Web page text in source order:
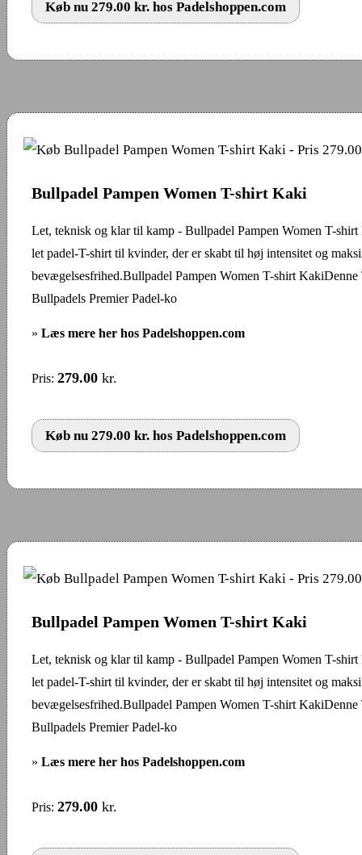
Køb nu 279.00 kr. hos Padelshoppen.com
Bullpadel Pampen Women T-shirt Kaki
Let, teknisk og klar til kamp - Bullpadel Pampen Women T-
let padel-T-shirt til kvinder, der er skabt til høj intensitet og
bevægelsesfrihed.Bullpadel Pampen Women T-shirt KakiDenne
Bullpadels Premier Padel-ko
» Læs mere her hos Padelshoppen.com
Pris: 279.00 kr.
Køb nu 279.00 kr. hos Padelshoppen.com
Bullpadel Pampen Women T-shirt Kaki
Let, teknisk og klar til kamp - Bullpadel Pampen Women T-
let padel-T-shirt til kvinder, der er skabt til høj intensitet og
bevægelsesfrihed.Bullpadel Pampen Women T-shirt KakiDenne
Bullpadels Premier Padel-ko
» Læs mere her hos Padelshoppen.com
Pris: 279.00 kr.